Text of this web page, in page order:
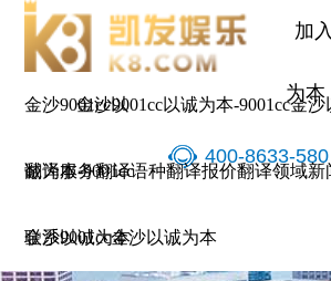
加
为本
400-8633-580
金沙9001cc以
诚为本-9001cc
金沙以诚为本
金沙9001cc以诚为本-9001cc金
翻译服务翻译语种翻译报价翻译领域新
联系9001cc金沙以诚为本